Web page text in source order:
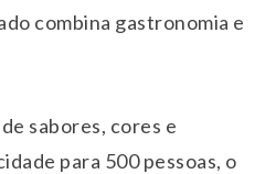
combina gastronomia e
sabores, cores e
para 500 pessoas, o